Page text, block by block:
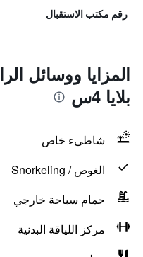
رقم مكتب الاستقبال
المزايا ووسائل
بلايا 4س
شاطىء خاص
الغوص / Snorkeling
حمام سباحة خارجي
مركز اللياقة البدنية